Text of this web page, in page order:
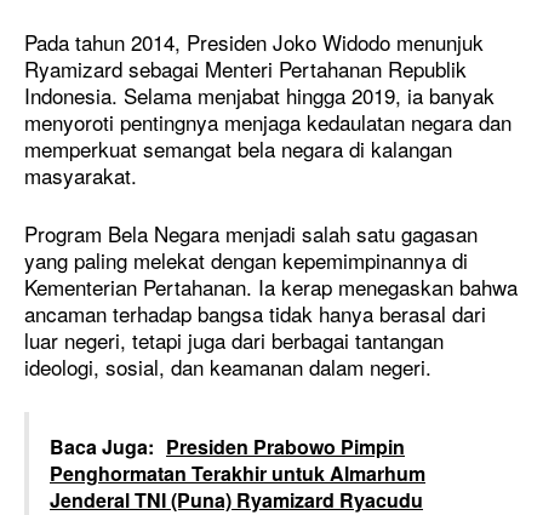
Pada tahun 2014, Presiden Joko Widodo menunjuk
Ryamizard sebagai Menteri Pertahanan Republik
Indonesia. Selama menjabat hingga 2019, ia banyak
menyoroti pentingnya menjaga kedaulatan negara dan
memperkuat semangat bela negara di kalangan
masyarakat.
Program Bela Negara menjadi salah satu gagasan
yang paling melekat dengan kepemimpinannya di
Kementerian Pertahanan. Ia kerap menegaskan bahwa
ancaman terhadap bangsa tidak hanya berasal dari
luar negeri, tetapi juga dari berbagai tantangan
ideologi, sosial, dan keamanan dalam negeri.
Baca Juga: Presiden Prabowo Pimpin
Penghormatan Terakhir untuk Almarhum
Jenderal TNI (Puna) Ryamizard Ryacudu